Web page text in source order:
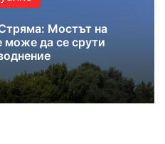
Мостът на
може да се срути